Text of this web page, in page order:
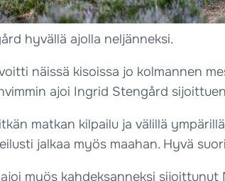
hyvällä ajolla neljänneksi.
näissä kisoissa jo kolmannen
ajoi Ingrid Stengård
matkan kilpailu ja välillä
jalkaa myös maahan. Hyvä
myös kahdeksanneksi